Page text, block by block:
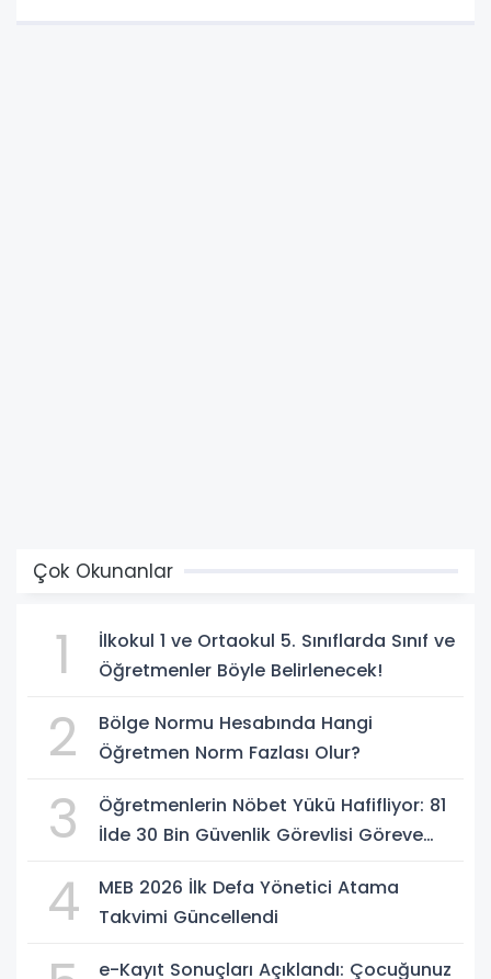
Çok Okunanlar
1
İlkokul 1 ve Ortaokul 5. Sınıflarda Sınıf ve
Öğretmenler Böyle Belirlenecek!
2
Bölge Normu Hesabında Hangi
Öğretmen Norm Fazlası Olur?
3
Öğretmenlerin Nöbet Yükü Hafifliyor: 81
İlde 30 Bin Güvenlik Görevlisi Göreve
4
MEB 2026 İlk Defa Yönetici Atama
Takvimi Güncellendi
e-Kayıt Sonuçları Açıklandı: Çocuğunuz